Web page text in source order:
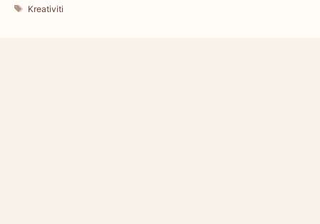
Tags
Kreativiti